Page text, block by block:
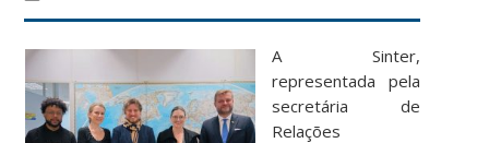
A Sinter,
representada pela
secretária de
Relações